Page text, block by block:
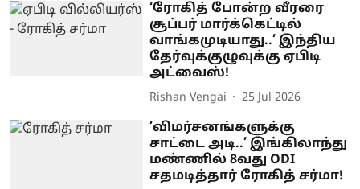
‘ரோகித் போன்ற வீரரை
சூப்பர் மார்க்கெட்டில்
வாங்கமுடியாது..’ இந்திய
தேர்வுக்குழுவுக்கு ஏபிடி
அட்வைஸ்!
Rishan Vengai 25 Jul 2026
’விமர்சனங்களுக்கு
சாட்டை அடி..’ இங்கிலாந்து
மண்ணில் 8வது ODI
சதமடித்தார் ரோகித் சர்மா!